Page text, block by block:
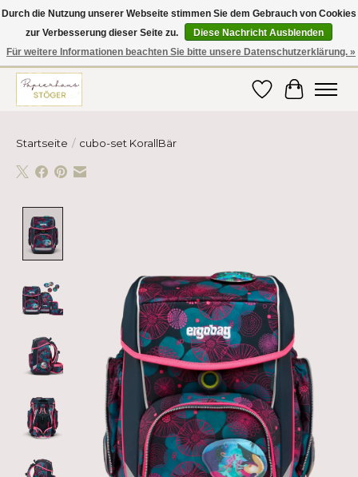
Hier finden Sie hochwertige Produkte im Bereich Schule, Büro, Papier,
Schreiben und vieles mehr! Erhalten Sie Ihre Bestellung bequem nach
Hause oder ins Büro geliefert!
Wunschzettel
Ihr
Startseite / cubo-set KorallBär
Durch die Nutzung unserer Webseite stimmen Sie dem Gebrauch von Cookies
zur Verbesserung dieser Seite zu.
Diese Nachricht Ausblenden
Für weitere Informationen beachten Sie bitte unsere Datenschutzerklärung. »